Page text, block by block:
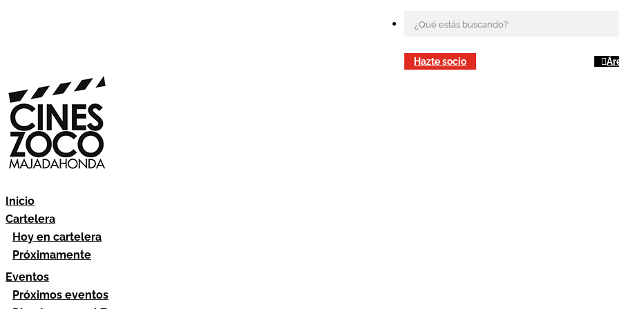
Hazte socio
Inicio
Cartelera
Hoy en cartelera
Próximamente
Eventos
Próximos eventos